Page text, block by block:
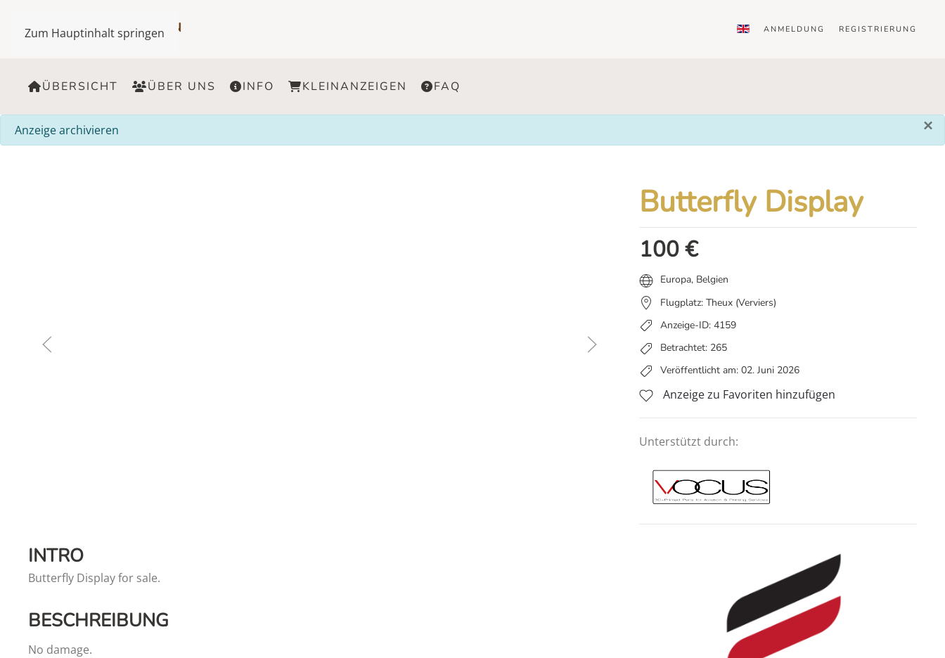
Zum Hauptinhalt springen ANMELDUNG REGISTRIERUNG
ÜBERSICHT ÜBER UNS INFO KLEINANZEIGEN FAQ
×
info
Anzeige archivieren
INTRO
Butterfly Display for sale.
BESCHREIBUNG
No damage.
Butterfly Display
100€
Europa, Belgien
Flugplatz: Theux (Verviers)
Anzeige-ID: 4159
Betrachtet: 265
Veröffentlicht am: 02. Juni 2026
Anzeige zu Favoriten hinzufügen
Unterstützt durch: